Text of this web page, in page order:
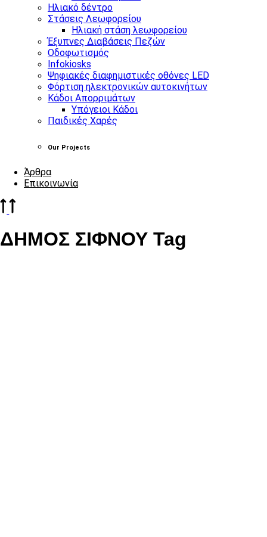
Ηλιακό δέντρο
Στάσεις Λεωφορείου
Ηλιακή στάση λεωφορείου
Έξυπνες Διαβάσεις Πεζών
Οδοφωτισμός
Infokiosks
Ψηφιακές διαφημιστικές οθόνες LED
Φόρτιση ηλεκτρονικών αυτοκινήτων
Κάδοι Απορριμάτων
Υπόγειοι Κάδοι
Παιδικές Χαρές
Our Projects
Άρθρα
Επικοινωνία
ΔΗΜΟΣ ΣΙΦΝΟΥ Tag